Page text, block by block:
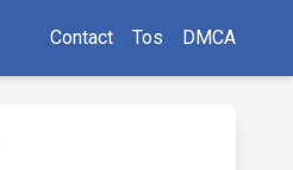
Contact Tos DMCA